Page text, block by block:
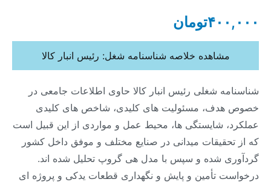
۴۰۰,۰۰۰تومان
شناسنامه شغلی رئیس انبار کالا حاوی اطلاعات جامعی در
خصوص هدف، مسئولیت های کلیدی، شاخص های کلیدی
عملکرد، شایستگی ها، محیط عمل و مواردی از این قبیل است
که از تحقیقات میدانی در صنایع مختلف و موفق داخل کشور
گردآوری شده و سپس با مدل هی گروپ تحلیل شده اند.
درخواست تأمین و پایش و نگهداری قطعات یدکی و پروژه ای
مشاهده خلاصه شناسنامه شغل: رئیس انبار کالا